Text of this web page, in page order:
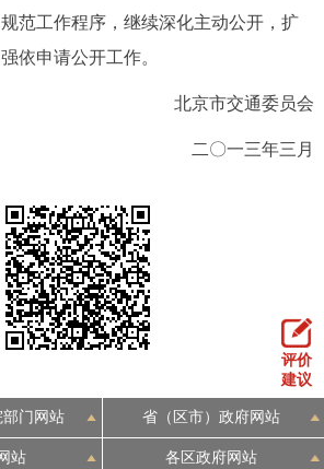
范工作程序，继续深化主动公开，扩
依申请公开工作。
北京市交通委员会
二〇一三年三月
评价
建议
门网站 省（区市）政府网站
站 各区政府网站